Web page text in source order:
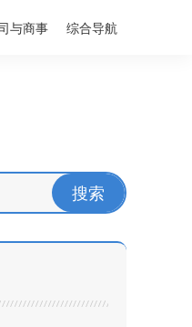
与商事 综合导航